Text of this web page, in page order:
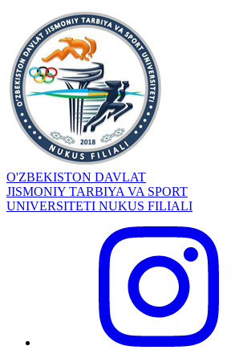
O'ZBEKISTON DAVLAT
JISMONIY TARBIYA VA SPORT
UNIVERSITETI NUKUS FILIALI